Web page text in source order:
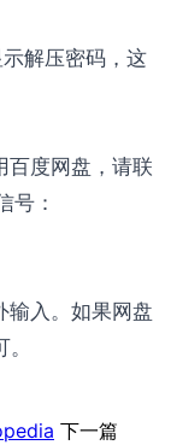
解压密码，这
百度网盘，请联
号：
输入。如果网盘
下一篇